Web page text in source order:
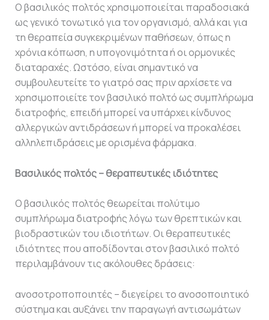
Ο βασιλικός πολτός χρησιμοποιείται παραδοσιακά
ως γενικό τονωτικό για τον οργανισμό, αλλά και για
τη θεραπεία συγκεκριμένων παθήσεων, όπως η
χρόνια κόπωση, η υπογονιμότητα ή οι ορμονικές
διαταραχές. Ωστόσο, είναι σημαντικό να
συμβουλευτείτε το γιατρό σας πριν αρχίσετε να
χρησιμοποιείτε τον βασιλικό πολτό ως συμπλήρωμα
διατροφής, επειδή μπορεί να υπάρχει κίνδυνος
αλλεργικών αντιδράσεων ή μπορεί να προκαλέσει
αλληλεπιδράσεις με ορισμένα φάρμακα.
Βασιλικός πολτός – θεραπευτικές ιδιότητες
Ο βασιλικός πολτός θεωρείται πολύτιμο
συμπλήρωμα διατροφής λόγω των θρεπτικών και
βιοδραστικών του ιδιοτήτων. Οι θεραπευτικές
ιδιότητες που αποδίδονται στον βασιλικό πολτό
περιλαμβάνουν τις ακόλουθες δράσεις:
ανοσοτροποποιητές – διεγείρει το ανοσοποιητικό
σύστημα και αυξάνει την παραγωγή αντισωμάτων